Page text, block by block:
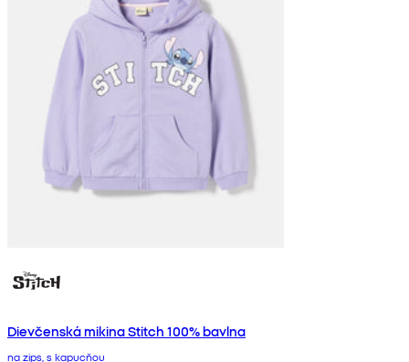
Dievčenská mikina Stitch 100% bavlna
na zips, s kapucňou